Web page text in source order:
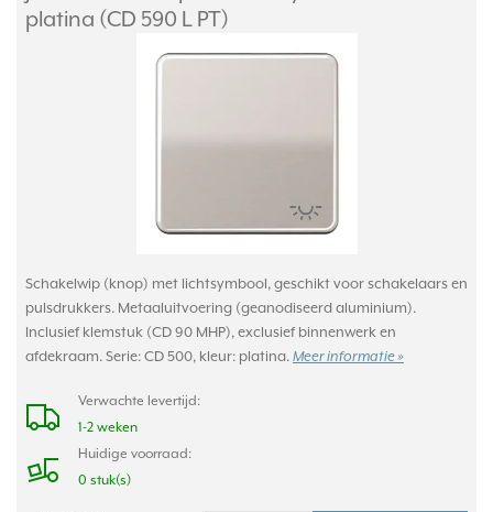
platina (CD 590 L PT)
Schakelwip (knop) met lichtsymbool, geschikt voor schakelaars en
pulsdrukkers. Metaaluitvoering (geanodiseerd aluminium).
Inclusief klemstuk (CD 90 MHP), exclusief binnenwerk en
afdekraam. Serie: CD 500, kleur: platina. Meer informatie »
Verwachte levertijd:
1-2 weken
Huidige voorraad:
0 stuk(s)